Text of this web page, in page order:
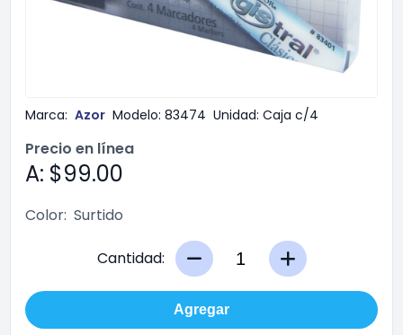
Marca: Azor Modelo: 83474 Unidad: Caja c/4
Precio en línea
A: $99.00
Color: Surtido
Cantidad:
Agregar